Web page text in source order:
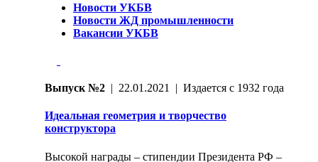
Новости УКБВ
Новости ЖД промышленности
Вакансии УКБВ
Выпуск №2 | 22.01.2021 | Издается с 1932 года
Идеальная геометрия и творчество
конструктора
Высокой награды – стипендии Президента РФ –